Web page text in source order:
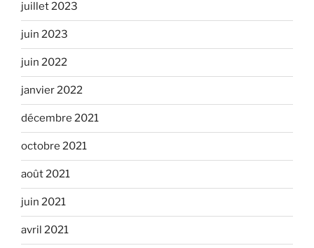
juillet 2023
juin 2023
juin 2022
janvier 2022
décembre 2021
octobre 2021
août 2021
juin 2021
avril 2021